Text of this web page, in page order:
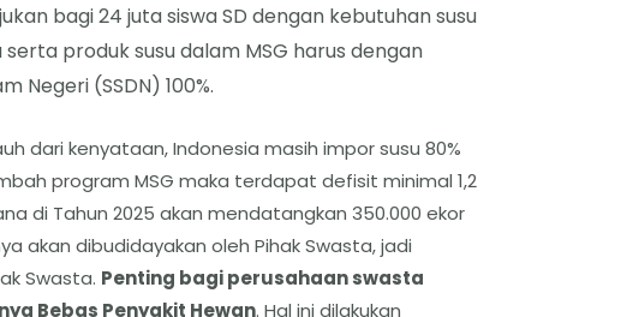
bagi 24 juta siswa SD dengan kebutuhan susu
produk susu dalam MSG harus dengan
Negeri (SSDN) 100%.
dari kenyataan, Indonesia masih impor susu 80%
program MSG maka terdapat defisit minimal 1,2
di Tahun 2025 akan mendatangkan 350.000 ekor
akan dibudidayakan oleh Pihak Swasta, jadi
Swasta. Penting bagi perusahaan swasta
Bebas Penyakit Hewan. Hal ini dilakukan